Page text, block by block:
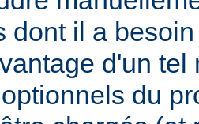
dont il a
d'un
du